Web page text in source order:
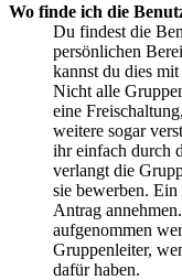
Wo finde ich die
Du findest die
persönlichen
kannst du dies
Nicht alle
eine
weitere sogar
ihr einfach durch
verlangt die
sie bewerben.
Antrag
aufgenommen
Gruppenleiter,
dafür haben.